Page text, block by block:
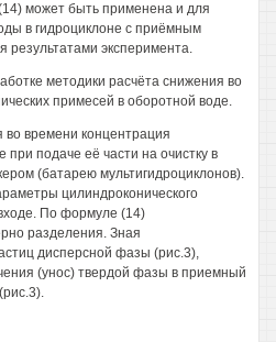
может быть применена и для
в гидроциклоне с приёмным
результатами эксперимента.
методики расчёта снижения во
примесей в оборотной воде.
во времени концентрация
при подаче её части на очистку в
(батарею мультигидроциклонов).
цилиндроконического
По формуле (14)
разделения. Зная
дисперсной фазы (рис.3),
(унос) твердой фазы в приемный